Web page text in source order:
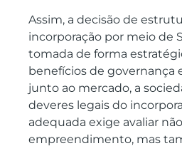
Assim, a decisão de
incorporação por meio de
tomada de forma
benefícios de governança
junto ao mercado, a
deveres legais do
adequada exige avaliar
empreendimento, mas